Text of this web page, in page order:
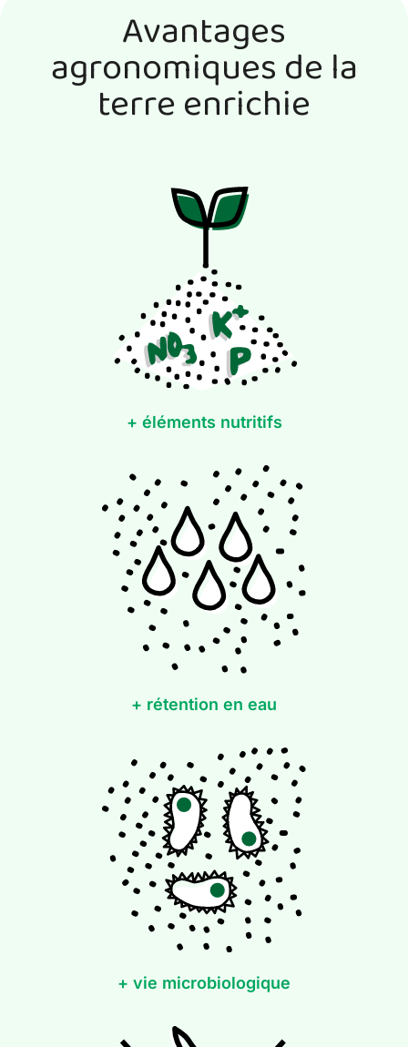
Avantages
agronomiques de la
terre enrichie
+ éléments nutritifs
+ rétention en eau
+ vie microbiologique